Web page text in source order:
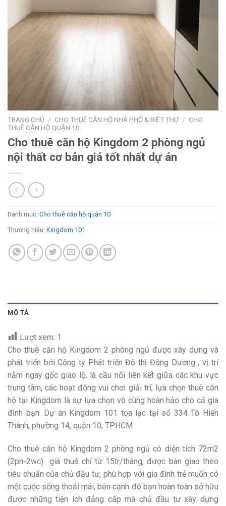
TRANG CHỦ / CHO THUÊ CĂN HỘ NHÀ PHỐ & BIỆT THỰ / CHO
THUÊ CĂN HỘ QUẬN 10
Cho thuê căn hộ Kingdom 2 phòng ngủ
nội thất cơ bản giá tốt nhất dự án
Danh mục: Cho thuê căn hộ quận 10
Thương hiệu: Kingdom 101
MÔ TẢ
Lượt xem: 1
Cho thuê căn hộ Kingdom 2 phòng ngủ được xây dựng và
phát triển bởi Công ty Phát triển Đô thị Đông Dương , vị trí
nằm ngay gốc giao lộ, là cầu nối liên kết giữa các khu vực
trung tâm, các hoạt động vui chơi giải trí, lựa chọn thuê căn
hộ tại Kingdom là sự lựa chọn vô cùng hoàn hảo cho cả gia
đình bạn. Dự án Kingdom 101 tọa lạc tại số 334 Tô Hiến
Thành, phường 14, quận 10, TPHCM
Cho thuê căn hộ Kingdom 2 phòng ngủ có diện tích 72m2
(2pn-2wc) giá thuê chỉ từ 15tr/tháng, được bàn giao theo
tiêu chuẩn của chủ đầu tư, phù hợp với gia đình trẻ muốn có
một cuộc sống thoải mái, bên cạnh đó bạn hoàn toàn sở hữu
được những tiện ích đẳng cấp mà chủ đầu tư xây dựng